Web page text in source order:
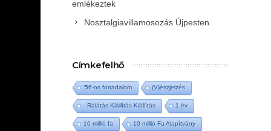
emlékeztek
Nosztalgiavillamosozás Újpesten
Címkefelhő
'56-os forradalom (V)észjelzés
- Rálátás Kiállítás Kiállítás 1 év
10 millió fa 10 millió Fa Alapítvány